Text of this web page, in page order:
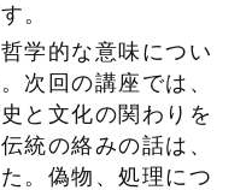
。
学的な意味につい
次回の講座では、
と文化の関わりを
統の絡みの話は、
。偽物、処理につ